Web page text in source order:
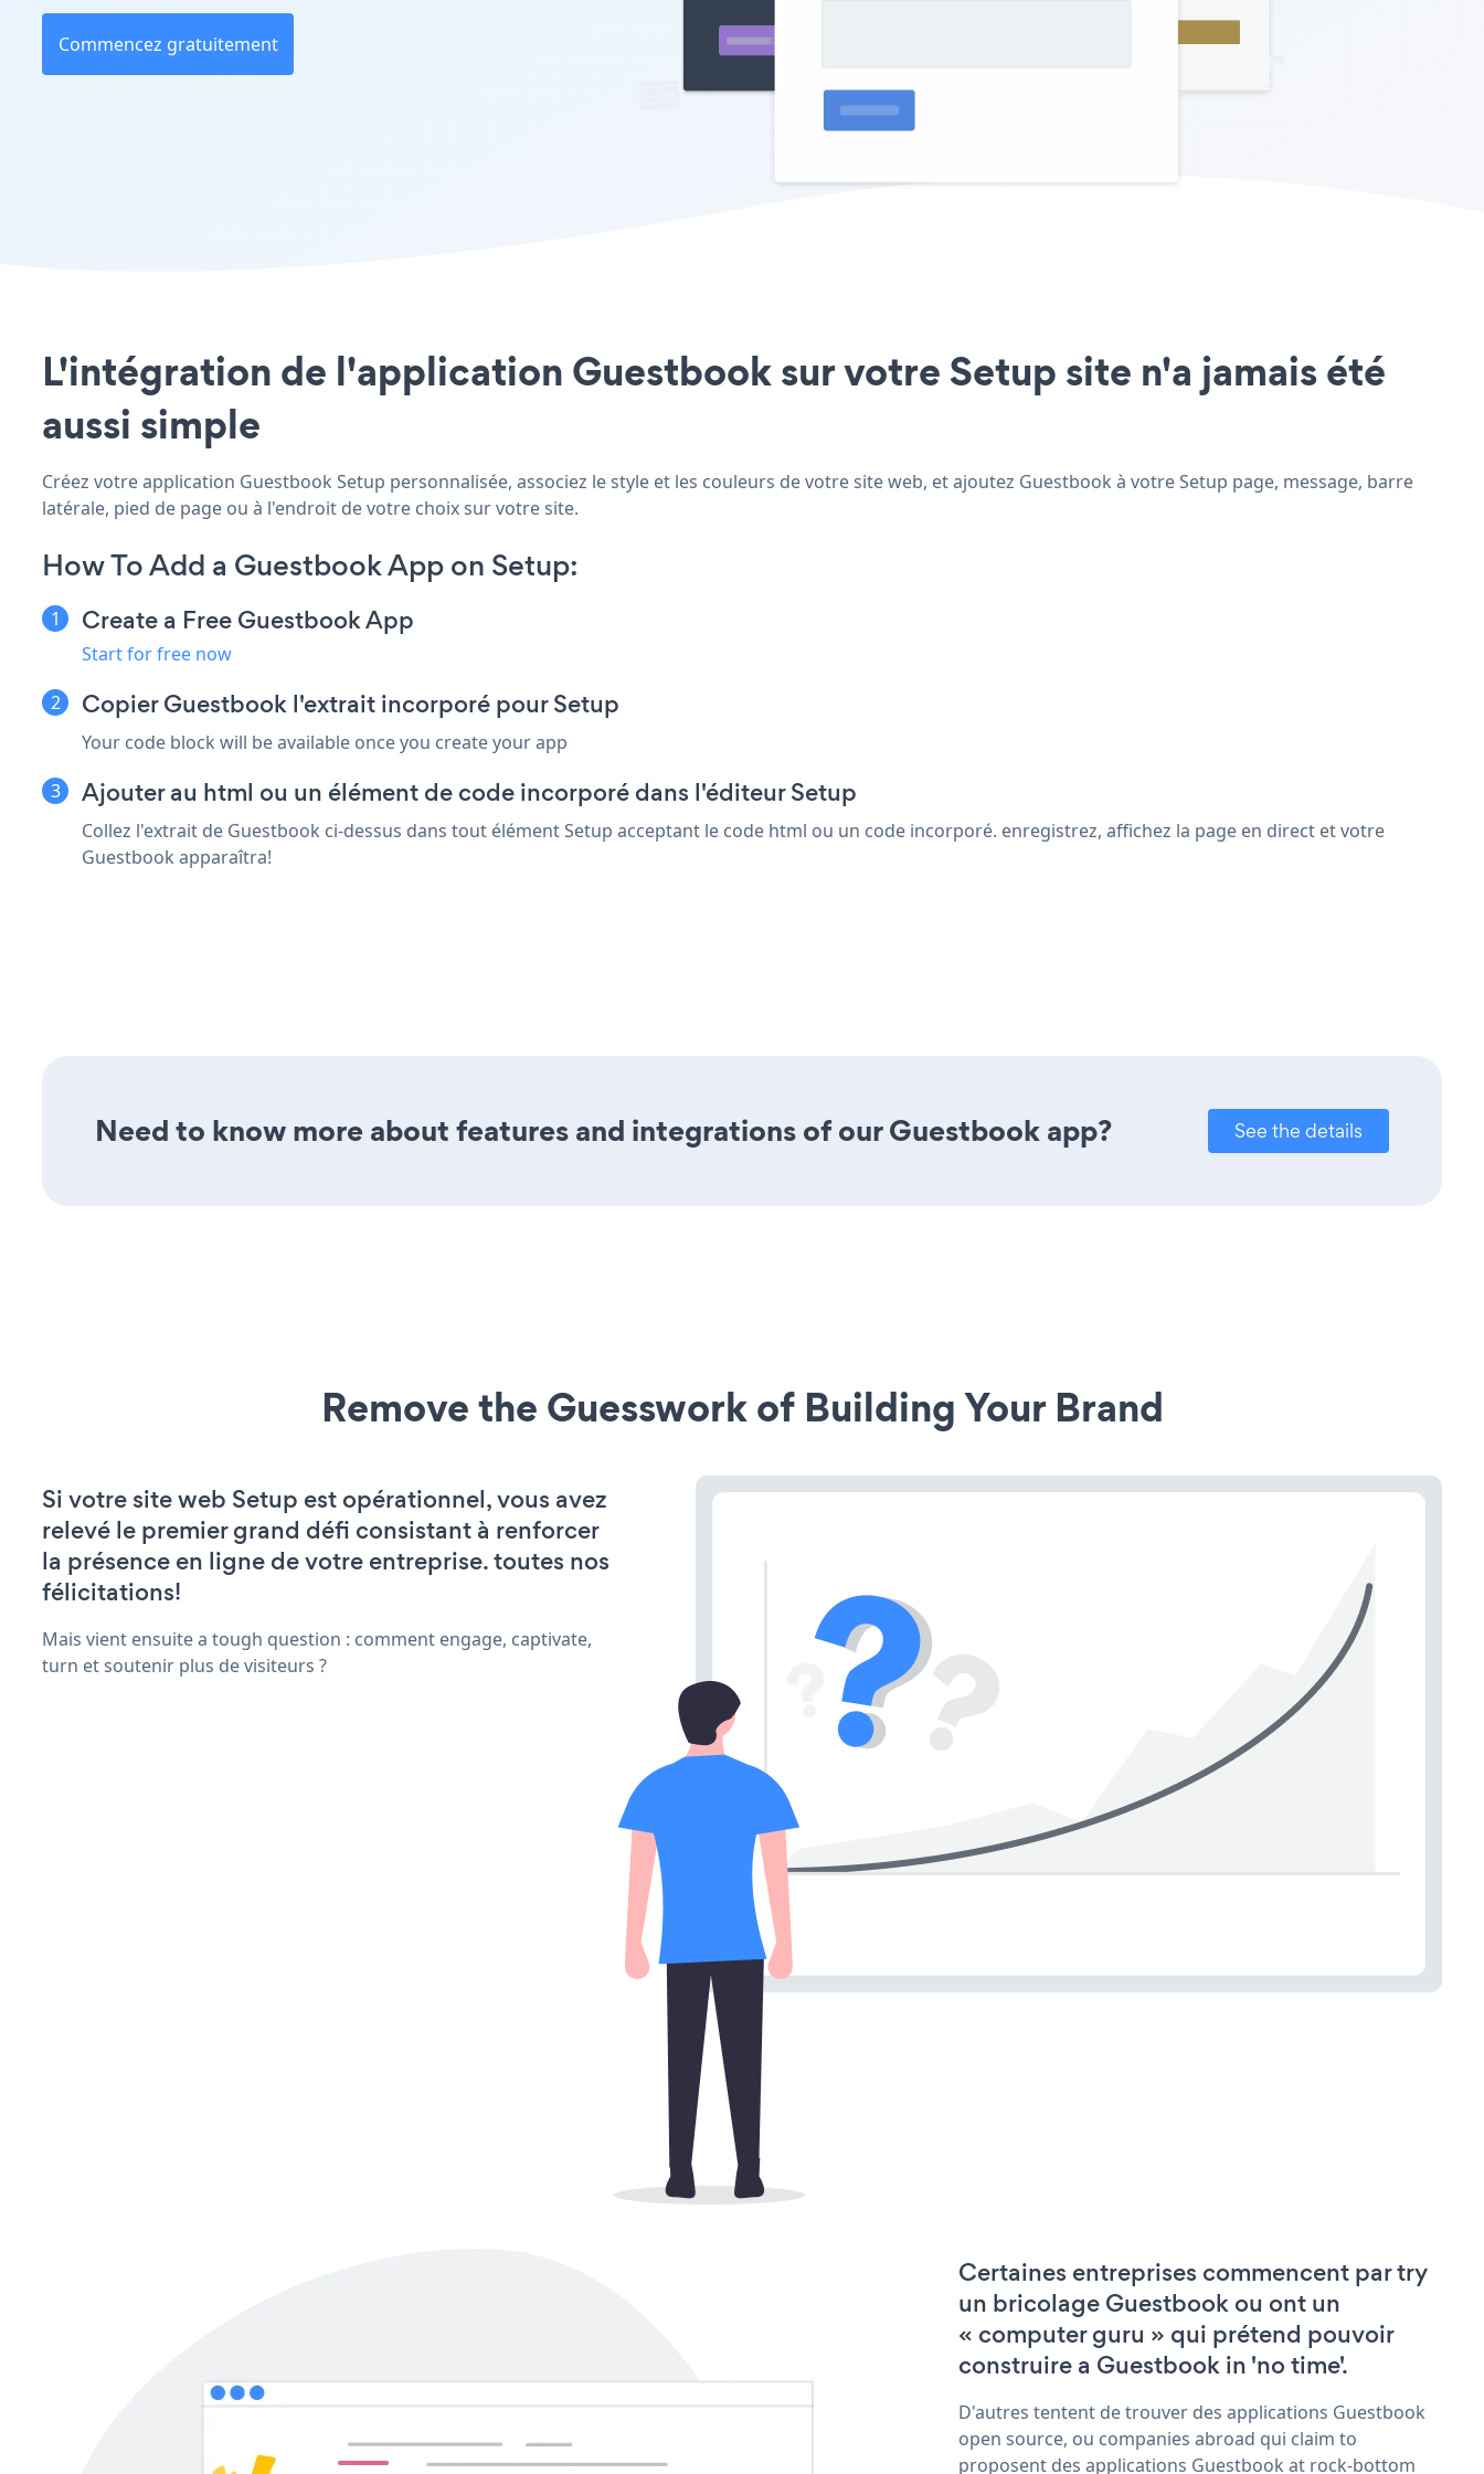
Commencez gratuitement
L'intégration de l'application Guestbook sur votre Setup site n'a jamais été
aussi simple
Créez votre application Guestbook Setup personnalisée, associez le style et les couleurs de votre site web, et ajoutez Guestbook à votre Setup page, message, barre
latérale, pied de page ou à l'endroit de votre choix sur votre site.
How To Add a Guestbook App on Setup:
Create a Free Guestbook App
Start for free now
Copier Guestbook l'extrait incorporé pour Setup
Your code block will be available once you create your app
Ajouter au html ou un élément de code incorporé dans l'éditeur Setup
Collez l'extrait de Guestbook ci-dessus dans tout élément Setup acceptant le code html ou un code incorporé. enregistrez, affichez la page en direct et votre
Guestbook apparaîtra!
Need to know more about features and integrations of our Guestbook app? See the details
Remove the Guesswork of Building Your Brand
Si votre site web Setup est opérationnel, vous avez
relevé le premier grand défi consistant à renforcer
la présence en ligne de votre entreprise. toutes nos
félicitations!
Mais vient ensuite a tough question : comment engage, captivate,
turn et soutenir plus de visiteurs ?
Certaines entreprises commencent par try
un bricolage Guestbook ou ont un
« computer guru » qui prétend pouvoir
construire a Guestbook in 'no time'.
D'autres tentent de trouver des applications Guestbook
open source, ou companies abroad qui claim to
proposent des applications Guestbook at rock-bottom